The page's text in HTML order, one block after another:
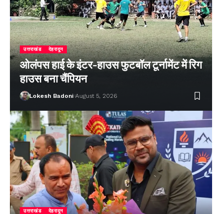
उत्तराखंड देहरादून
ओलंपस हाई के इंटर-हाउस फुटबॉल टूर्नामेंट में रिग
हाउस बना चैंपियन
Lokesh Badoni August 5, 2026
उत्तराखंड देहरादून